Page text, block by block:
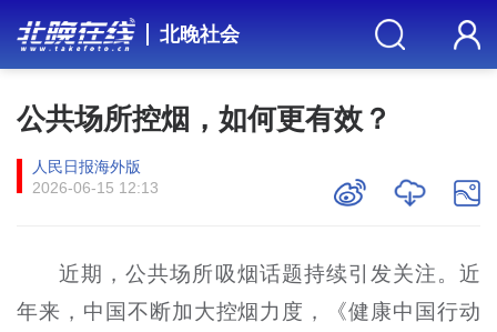
北晚社会
公共场所控烟，如何更有效？
人民日报海外版
2026-06-15 12:13
近期，公共场所吸烟话题持续引发关注。近
年来，中国不断加大控烟力度，《健康中国行动